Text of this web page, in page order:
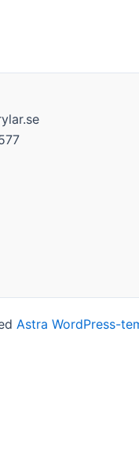
Astra WordPress-